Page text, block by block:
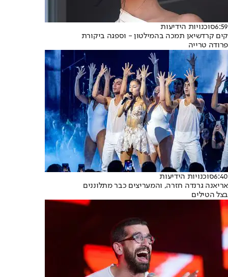
6:59סוכנויות הידיעות
קים קרדשיאן תמכה בהמילטון - וספגה ביקורת
פרודה טרייה
6:40סוכנויות הידיעות
אריאנה גרנדה חזרה, והמעריצים כבר מתלוננים
בצל הטילים